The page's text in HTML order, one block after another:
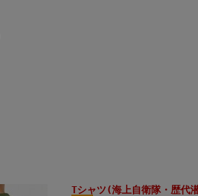
Tシャツ(海上自衛隊・歴代